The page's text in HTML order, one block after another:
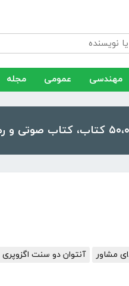
مهندسی عمومی مجله
مشاور آنتوان دو سنت اگزوپری